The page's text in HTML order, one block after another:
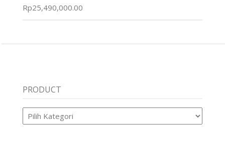
Rp25,490,000.00
PRODUCT
Product